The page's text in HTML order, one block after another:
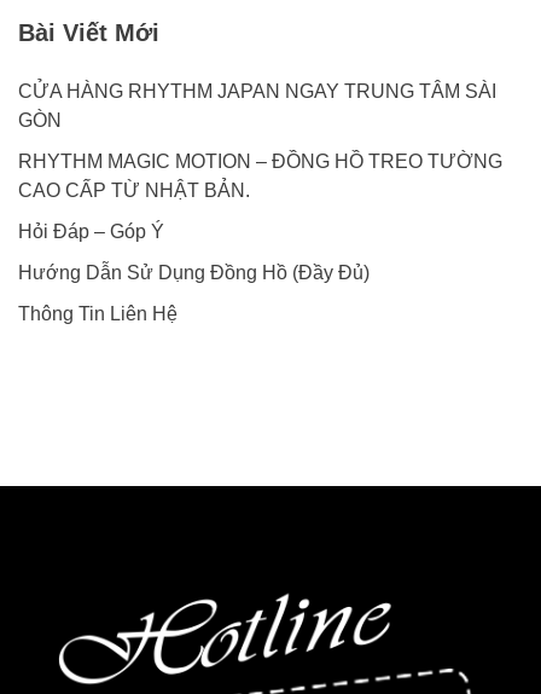
Bài Viết Mới
CỬA HÀNG RHYTHM JAPAN NGAY TRUNG TÂM SÀI
GÒN
RHYTHM MAGIC MOTION – ĐỒNG HỒ TREO TƯỜNG
CAO CẤP TỪ NHẬT BẢN.
Hỏi Đáp – Góp Ý
Hướng Dẫn Sử Dụng Đồng Hồ (Đầy Đủ)
Thông Tin Liên Hệ